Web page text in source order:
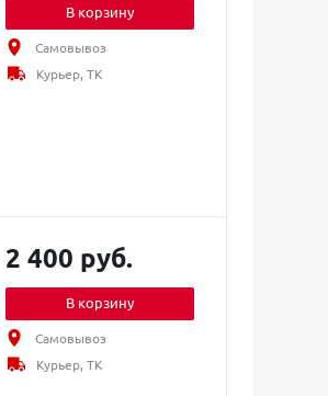
В корзину
Самовывоз
Курьер, ТК
2 400 руб.
В корзину
Самовывоз
Курьер, ТК